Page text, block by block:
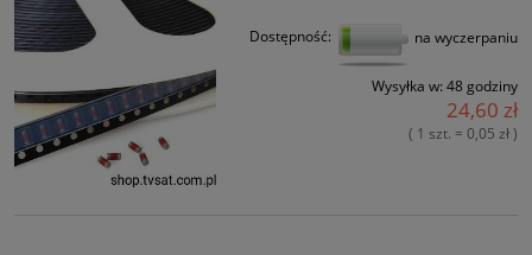
Dostępność: na wyczerpaniu
Wysyłka w: 48 godziny
24,60 zł
( 1 szt. = 0,05 zł )